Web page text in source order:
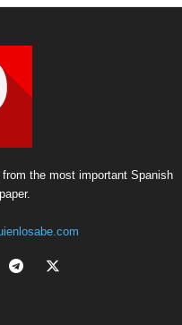
the most important Spanish